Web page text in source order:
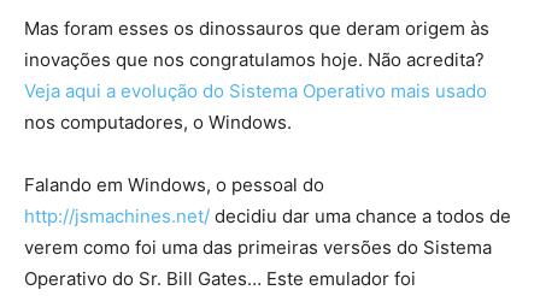
Mas foram esses os dinossauros que deram origem às
inovações que nos congratulamos hoje. Não acredita?
Veja aqui a evolução do Sistema Operativo mais usado
nos computadores, o Windows.
Falando em Windows, o pessoal do
http://jsmachines.net/ decidiu dar uma chance a todos de
verem como foi uma das primeiras versões do Sistema
Operativo do Sr. Bill Gates… Este emulador foi